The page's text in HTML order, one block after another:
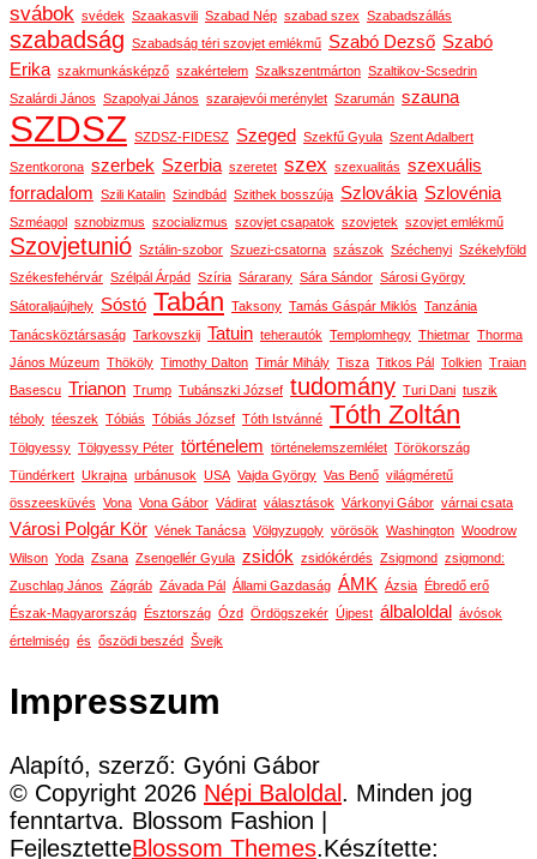
svábok svédek Szaakasvili Szabad Nép szabad szex Szabadszállás
szabadság Szabadság téri szovjet emlékmű Szabó Dezső Szabó
Erika szakmunkásképző szakértelem Szalkszentmárton Szaltikov-Scsedrin
Szalárdi János Szapolyai János szarajevói merénylet Szarumán szauna
SZDSZ SZDSZ-FIDESZ Szeged Szekfű Gyula Szent Adalbert
Szentkorona szerbek Szerbia szeretet szex szexualitás szexuális
forradalom Szili Katalin Szindbád Szithek bosszúja Szlovákia Szlovénia
Szméagol sznobizmus szocializmus szovjet csapatok szovjetek szovjet emlékmű
Szovjetunió Sztálin-szobor Szuezi-csatorna szászok Széchenyi Székelyföld
Székesfehérvár Szélpál Árpád Szíria Sárarany Sára Sándor Sárosi György
Sátoraljaújhely Sóstó Tabán Taksony Tamás Gáspár Miklós Tanzánia
Tanácsköztársaság Tarkovszkij Tatuin teherautók Templomhegy Thietmar Thorma
János Múzeum Thököly Timothy Dalton Timár Mihály Tisza Titkos Pál Tolkien Traian
Basescu Trianon Trump Tubánszki József tudomány Turi Dani tuszik
téboly téeszek Tóbiás Tóbiás József Tóth Istvánné Tóth Zoltán
Tölgyessy Tölgyessy Péter történelem történelemszemlélet Törökország
Tündérkert Ukrajna urbánusok USA Vajda György Vas Benő világméretű
összeesküvés Vona Vona Gábor Vádirat választások Várkonyi Gábor várnai csata
Városi Polgár Kör Vének Tanácsa Völgyzugoly vörösök Washington Woodrow
Wilson Yoda Zsana Zsengellér Gyula zsidók zsidókérdés Zsigmond zsigmond:
Zuschlag János Zágráb Závada Pál Állami Gazdaság ÁMK Ázsia
Ébredő erő
Észak-Magyarország
Észtország Ózd Ördögszekér Újpest álbaloldal
ávósok
értelmiség és őszödi beszéd Švejk
Impresszum
Alapító, szerző: Gyóni Gábor
© Copyright 2026 Népi Baloldal . Minden jog
fenntartva. Blossom Fashion |
FejlesztetteBlossom Themes.Készítette: